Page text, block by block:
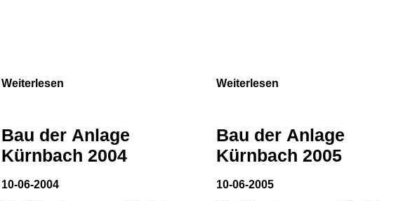
Weiterlesen Weiterlesen
Bau der Anlage
Kürnbach 2004
10-06-2004
Bau der Anlage
Kürnbach 2005
10-06-2005